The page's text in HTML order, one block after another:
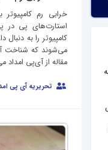
خرابی رم
استارت‌های پی
کامپیوتر را به
می‌شوند که شناخت
مقاله از آی‌پی امداد
تحریریه آی پی